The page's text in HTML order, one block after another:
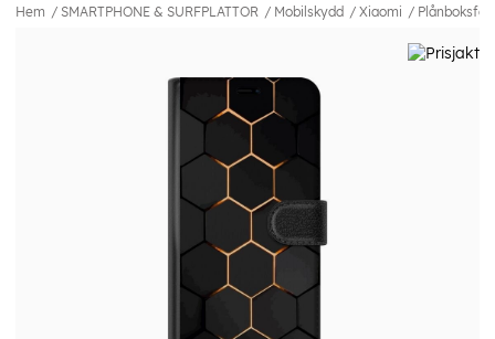
Hem SMARTPHONE & SURFPLATTOR Mobilskydd Xiaomi